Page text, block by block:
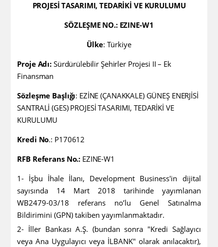
PROJESİ TASARIMI, TEDARİKİ VE KURULUMU
SÖZLEŞME NO.: EZINE-W1
Ülke: Türkiye
Proje Adı: Sürdürülebilir Şehirler Projesi II – Ek
Finansman
Sözleşme Başlığı: EZİNE (ÇANAKKALE) GÜNEŞ ENERJİSİ
SANTRALİ (GES) PROJESİ TASARIMI, TEDARİKİ VE
KURULUMU
Kredi No.: P170612
RFB Referans No.: EZINE-W1
1- İşbu İhale İlanı, Development Business'in dijital
sayısında 14 Mart 2018 tarihinde yayımlanan
WB2479-03/18 referans no’lu Genel Satınalma
Bildirimini (GPN) takiben yayımlanmaktadır.
2- İller Bankası A.Ş. (bundan sonra "Kredi Sağlayıcı
veya Ana Uygulayıcı veya İLBANK" olarak anılacaktır),